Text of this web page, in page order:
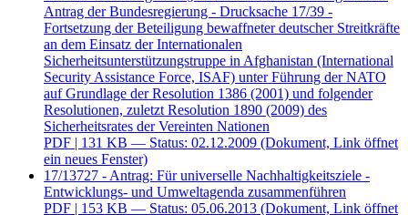
Antrag der Bundesregierung - Drucksache 17/39 -
Fortsetzung der Beteiligung bewaffneter deutscher Streitkräfte
an dem Einsatz der Internationalen
Sicherheitsunterstützungstruppe in Afghanistan (International
Security Assistance Force, ISAF) unter Führung der NATO
auf Grundlage der Resolution 1386 (2001) und folgender
Resolutionen, zuletzt Resolution 1890 (2009) des
Sicherheitsrates der Vereinten Nationen
PDF | 131 KB — Status: 02.12.2009 (Dokument, Link öffnet
ein neues Fenster)
17/13727 - Antrag: Für universelle Nachhaltigkeitsziele -
Entwicklungs- und Umweltagenda zusammenführen
PDF | 153 KB — Status: 05.06.2013 (Dokument, Link öffnet